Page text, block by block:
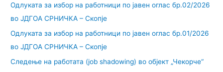
Одлуката за избор на работници по јавен оглас бр.02/2026
во ЈДГОА СРНИЧКА – Скопје
Одлуката за избор на работници по јавен оглас бр.01/2026
во ЈДГОА СРНИЧКА – Скопје
Следење на работата (job shadowing) во објект „Чекорче“